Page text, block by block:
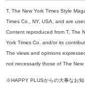
T, The New York Times Style
Times Co., NY, USA, and are
Content reproduced from T, The
York Times Co. and/or its
The views and opinions
not necessarily those of The
※HAPPY PLUSからの大事なお知